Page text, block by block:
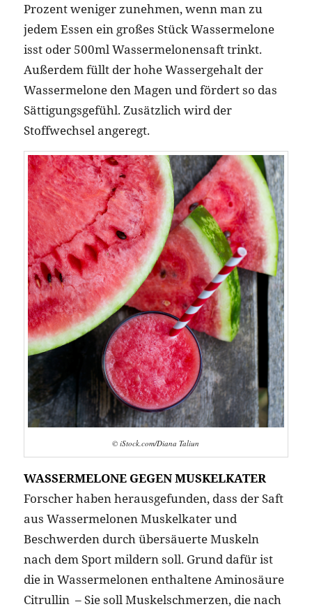
Prozent weniger zunehmen, wenn man zu
jedem Essen ein großes Stück Wassermelone
isst oder 500ml Wassermelonensaft trinkt.
Außerdem füllt der hohe Wassergehalt der
Wassermelone den Magen und fördert so das
Sättigungsgefühl. Zusätzlich wird der
Stoffwechsel angeregt.
© iStock.com/Diana Taliun
WASSERMELONE GEGEN MUSKELKATER
Forscher haben herausgefunden, dass der Saft
aus Wassermelonen Muskelkater und
Beschwerden durch übersäuerte Muskeln
nach dem Sport mildern soll. Grund dafür ist
die in Wassermelonen enthaltene Aminosäure
Citrullin – Sie soll Muskelschmerzen, die nach